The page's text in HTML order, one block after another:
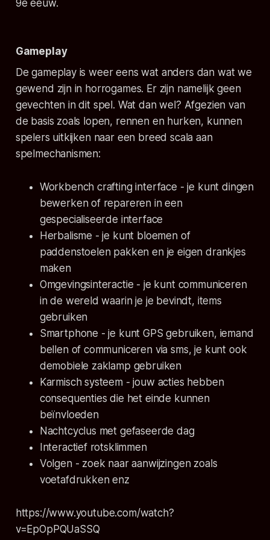
9e eeuw.
Gameplay
De gameplay is weer eens wat anders dan wat we
gewend zijn in horrogames. Er zijn namelijk geen
gevechten in dit spel. Wat dan wel? Afgezien van
de basis zoals lopen, rennen en hurken, kunnen
spelers uitkijken naar een breed scala aan
spelmechanismen:
Workbench crafting interface - je kunt dingen
bewerken of repareren in een
gespecialiseerde interface
Herbalisme - je kunt bloemen of
paddenstoelen pakken en je eigen drankjes
maken
Omgevingsinteractie - je kunt communiceren
in de wereld waarin je je bevindt, items
gebruiken
Smartphone - je kunt GPS gebruiken, iemand
bellen of communiceren via sms, je kunt ook
demobiele zaklamp gebruiken
Karmisch systeem - jouw acties hebben
consequenties die het einde kunnen
beïnvloeden
Nachtcyclus met gefaseerde dag
Interactief rotsklimmen
Volgen - zoek naar aanwijzingen zoals
voetafdrukken enz
https://www.youtube.com/watch?
v=EpOpPQUaSSQ